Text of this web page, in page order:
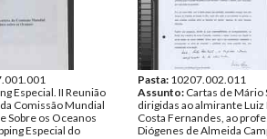
Especial. II Reunião
Comissão Mundial
Sobre os Oceanos
Especial do
Pasta: 10207.002.011
Assunto: Cartas de Mário
dirigidas ao almirante Luiz
Costa Fernandes, ao
Diógenes de Almeida